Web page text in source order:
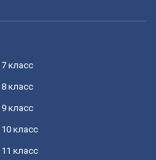
7 класс
8 класс
9 класс
10 класс
11 класс